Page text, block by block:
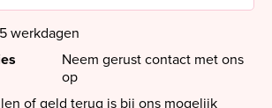
werkdagen
Neem gerust contact met ons
op
of geld terug is bij ons mogelijk